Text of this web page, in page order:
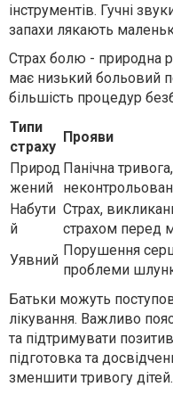
інструментів. Гучні
запахи лякають
Страх болю - природна
має низький больовий
більшість процедур
Типи
страху
Прояви
Природ
жений
Панічна
Набути
й
Страх,
страхом перед
Уявний
Порушення
проблеми
Батьки можуть
лікування. Важливо
та підтримувати
підготовка та
зменшити тривогу дітей.